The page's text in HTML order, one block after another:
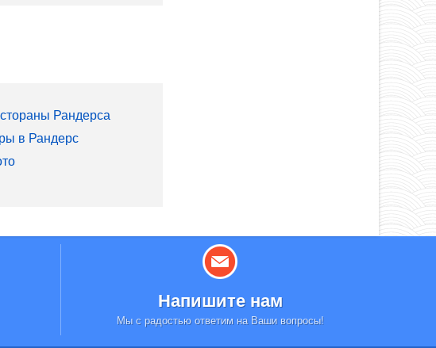
Рандерса
в Рандерс
Напишите нам
Мы с радостью ответим на Ваши вопросы!